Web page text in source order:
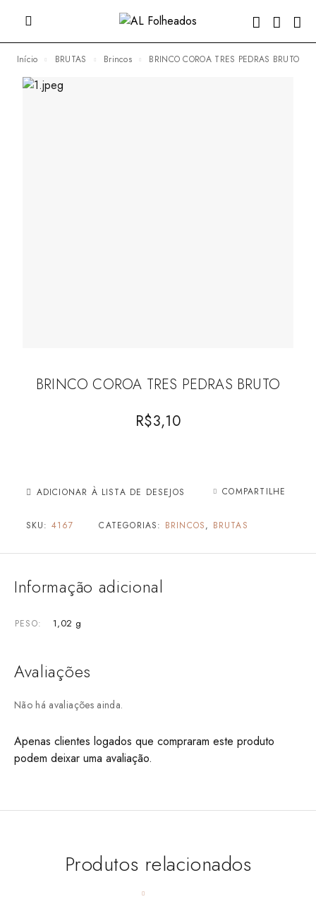
Início BRUTAS Brincos BRINCO COROA TRES PEDRAS BRUTO
BRINCO COROA TRES PEDRAS BRUTO
R$3,10
ADICIONAR À LISTA DE DESEJOS COMPARTILHE
SKU: 4167 CATEGORIAS: BRINCOS, BRUTAS
Informação adicional
PESO 1,02 g
Avaliações
Não há avaliações ainda.
Apenas clientes logados que compraram este produto
podem deixar uma avaliação.
Produtos relacionados